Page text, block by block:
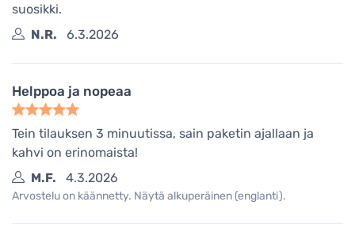
suosikki.
N.R.
6.3.2026
Helppoa ja nopeaa
Tein tilauksen 3 minuutissa, sain paketin ajallaan ja
kahvi on erinomaista!
M.F.
4.3.2026
Arvostelu on käännetty. Näytä alkuperäinen (englanti).